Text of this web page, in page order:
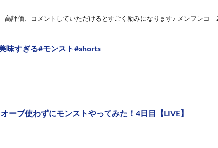
高評価、コメントしていただけるとすごく励みになります♪ メンフレ
味すぎる#モンスト#shorts
オーブ使わずにモンストやってみた！4日目【LIVE】